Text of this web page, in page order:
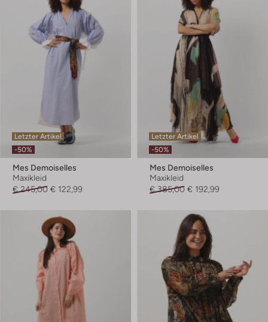
Letzter Artikel
-50%
Mes Demoiselles
Maxikleid
€ 245,00 € 122,99
Letzter Artikel
-50%
Mes Demoiselles
Maxikleid
€ 385,00 € 192,99